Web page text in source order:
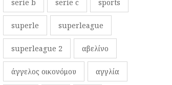
serie b serie c sports
superle superleague
superleague 2 αβελίνο
άγγελος οικονόμου αγγλία